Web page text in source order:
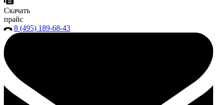
Скачать
прайс
8 (495) 189-68-43